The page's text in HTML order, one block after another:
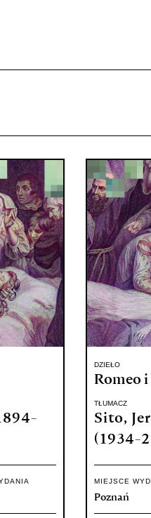
DZIEŁO
Romeo i
TŁUMACZ
Sito,
(1934-
MIEJSCE
Poznań